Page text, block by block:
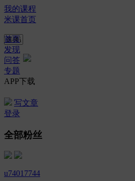
我的课程
米课首页
首页
发现
问答
专题
APP下载
写文章
登录
全部粉丝
u74017744